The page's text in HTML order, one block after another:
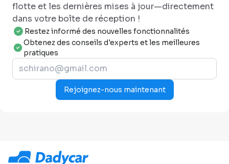
flotte et les dernières mises à jour—directement
dans votre boîte de réception !
Restez informé des nouvelles fonctionnalités
Obtenez des conseils d'experts et les meilleures
pratiques
Rejoignez-nous maintenant